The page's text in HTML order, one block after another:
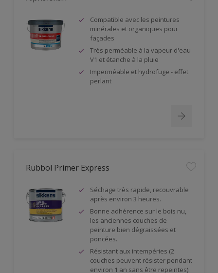
Compatible avec les peintures
minérales et organiques pour
façades
Très perméable à la vapeur d'eau
V1 et étanche à la pluie
Imperméable et hydrofuge - effet
perlant
Rubbol Primer Express
Séchage très rapide, recouvrable
après environ 3 heures.
Bonne adhérence sur le bois nu,
les anciennes couches de
peinture bien dégraissées et
poncées.
Résistant aux intempéries (2
couches peuvent résister pendant
environ 1 an sans être repeintes).